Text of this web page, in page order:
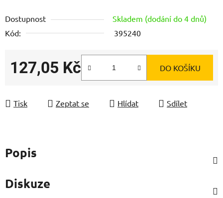
Dostupnost
Skladem (dodání do 4 dnů)
Kód:
395240
127,05 Kč DO KOŠÍKU
Tisk Zeptat se Hlídat Sdílet
Popis
Diskuze